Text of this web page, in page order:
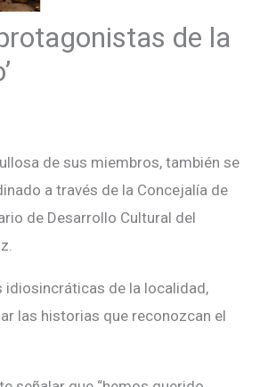
de la
de sus miembros, también se
a través de la Concejalía de
de Desarrollo Cultural del
idiosincráticas de la localidad,
las historias que reconozcan el